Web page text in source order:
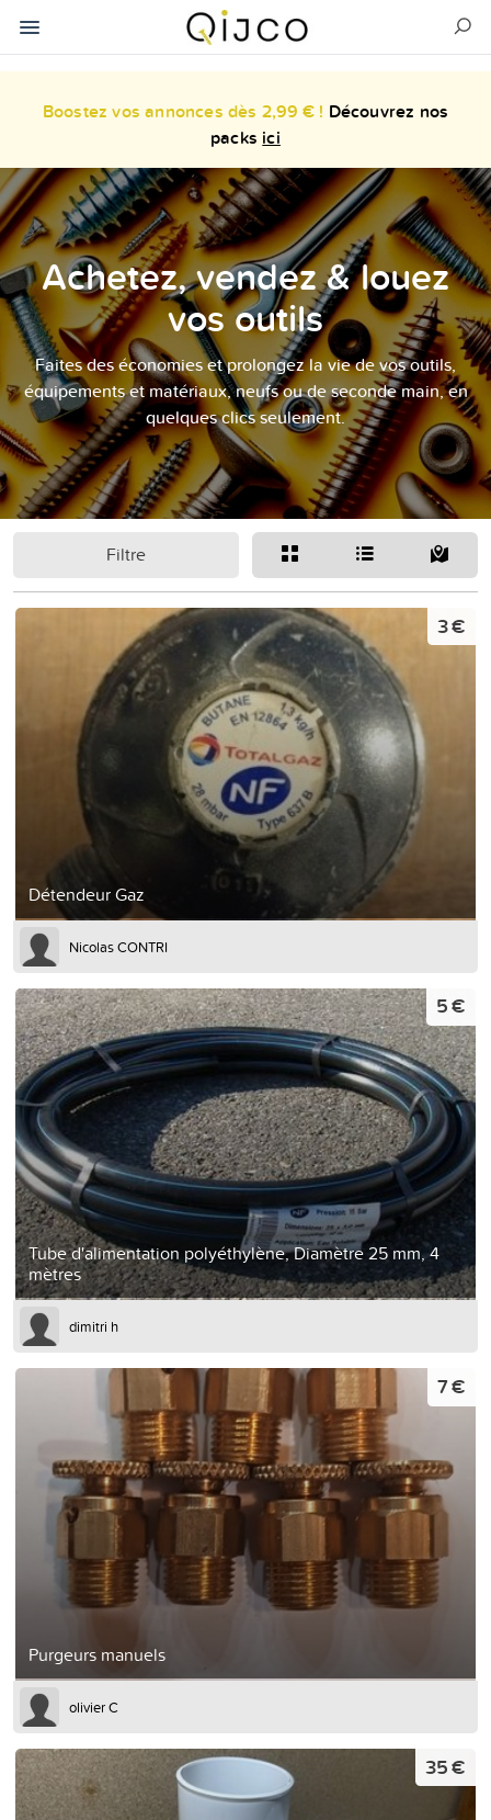
Boostez vos annonces dès 2,99 € ! Découvrez nos
packs ici
Achetez, vendez & louez
vos outils
Faites des économies et prolongez la vie de vos outils,
équipements et matériaux, neufs ou de seconde main, en
quelques clics seulement.
Filtre
Détendeur Gaz
3 €
Nicolas CONTRI
Tube d'alimentation polyéthylène, Diamètre 25 mm, 4
mètres
5 €
dimitri h
Purgeurs manuels
7 €
olivier C
35 €